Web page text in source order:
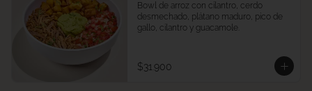
Bowl de arroz con cilantro, cerdo
desmechado, plátano maduro, pico de
gallo, cilantro y guacamole.
$31.900